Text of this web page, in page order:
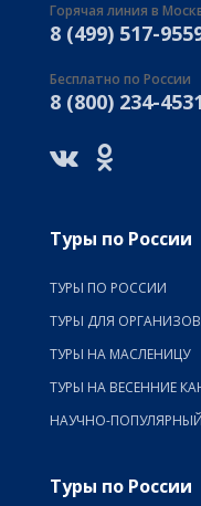
Горячая линия в
8 (499) 517-
Бесплатно по России
8 (800) 234-4531
Туры по России
ТУРЫ ПО РОССИИ
ТУРЫ ДЛЯ
ТУРЫ НА МАСЛЕНИЦУ
ТУРЫ НА ВЕСЕННИЕ
НАУЧНО-
Туры по России